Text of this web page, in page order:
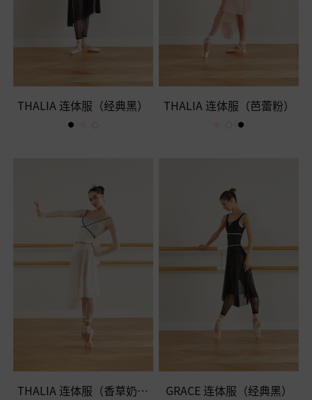
THALIA 连体服（经典黑） THALIA 连体服（芭蕾粉）
THALIA 连体服（香草奶油
GRACE 连体服（经典黑）